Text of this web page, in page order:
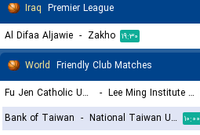
Iraq Premier League
Al Difaa Aljawie - Zakho ۱۹:۳۰
World Friendly Club Matches
Fu Jen Catholic University - Lee Ming Institute of Technology
Bank of Taiwan - National Taiwan University of Arts ۱۰:۰۰